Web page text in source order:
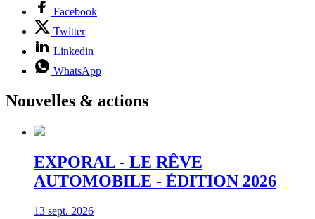
Facebook
Twitter
Linkedin
WhatsApp
Nouvelles & actions
EXPORAL - LE RÊVE
AUTOMOBILE - ÉDITION 2026
13 sept. 2026